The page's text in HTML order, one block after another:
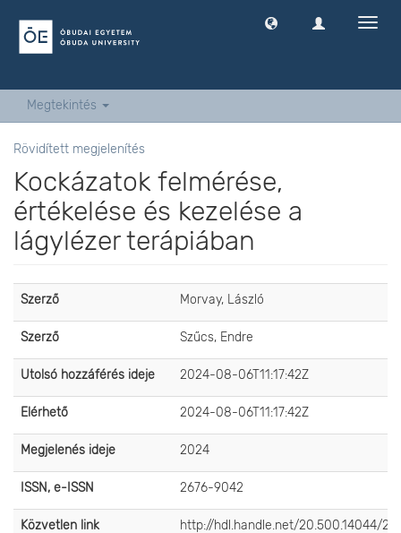
Megtekintés
Rövidített megjelenítés
Kockázatok felmérése,
értékelése és kezelése a
lágylézer terápiában
Szerző Morvay, László
Szerző Szűcs, Endre
Utolsó hozzáférés ideje 2024-08-06T11:17:42Z
Elérhető 2024-08-06T11:17:42Z
Megjelenés ideje 2024
ISSN, e-ISSN 2676-9042
Közvetlen link http://hdl.handle.net/20.500.14044/